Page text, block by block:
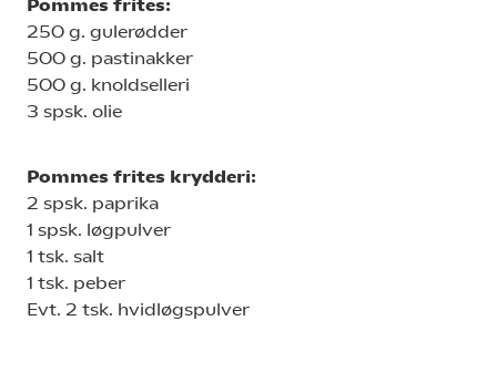
Pommes frites:
250 g. gulerødder
500 g. pastinakker
500 g. knoldselleri
3 spsk. olie
Pommes frites krydderi:
2 spsk. paprika
1 spsk. løgpulver
1 tsk. salt
1 tsk. peber
Evt. 2 tsk. hvidløgspulver